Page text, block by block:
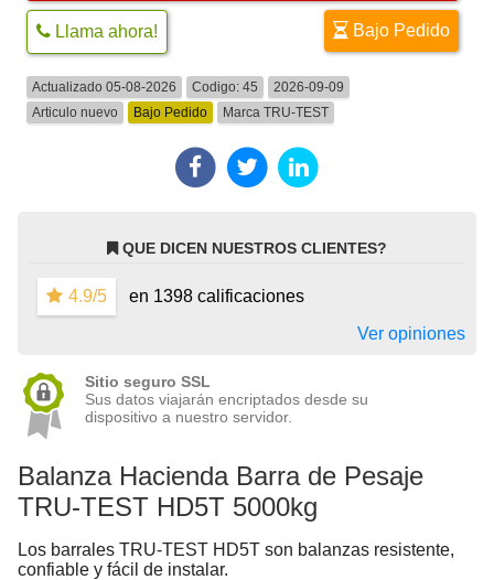
Bajo Pedido
Llama ahora!
Actualizado 05-08-2026 Codigo:45
2026-09-09
Articulo nuevo
Bajo Pedido MarcaTRU-TEST
QUE DICEN NUESTROS CLIENTES?
4.9/5
en 1398 calificaciones
Ver opiniones
Sitio seguro SSL
Sus datos viajarán encriptados desde su
dispositivo a nuestro servidor.
Balanza Hacienda Barra de Pesaje
TRU-TEST HD5T 5000kg
Los barrales TRU-TEST HD5T son balanzas resistente,
confiable y fácil de instalar.